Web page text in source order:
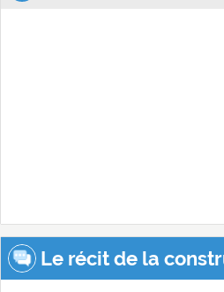
Le récit de la